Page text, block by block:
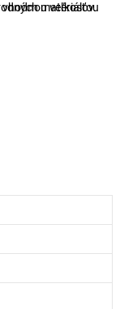
materiálov.
veľkosťou